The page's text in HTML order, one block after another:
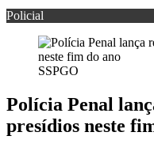
Policial
SSPGO
Polícia Penal
presídios neste